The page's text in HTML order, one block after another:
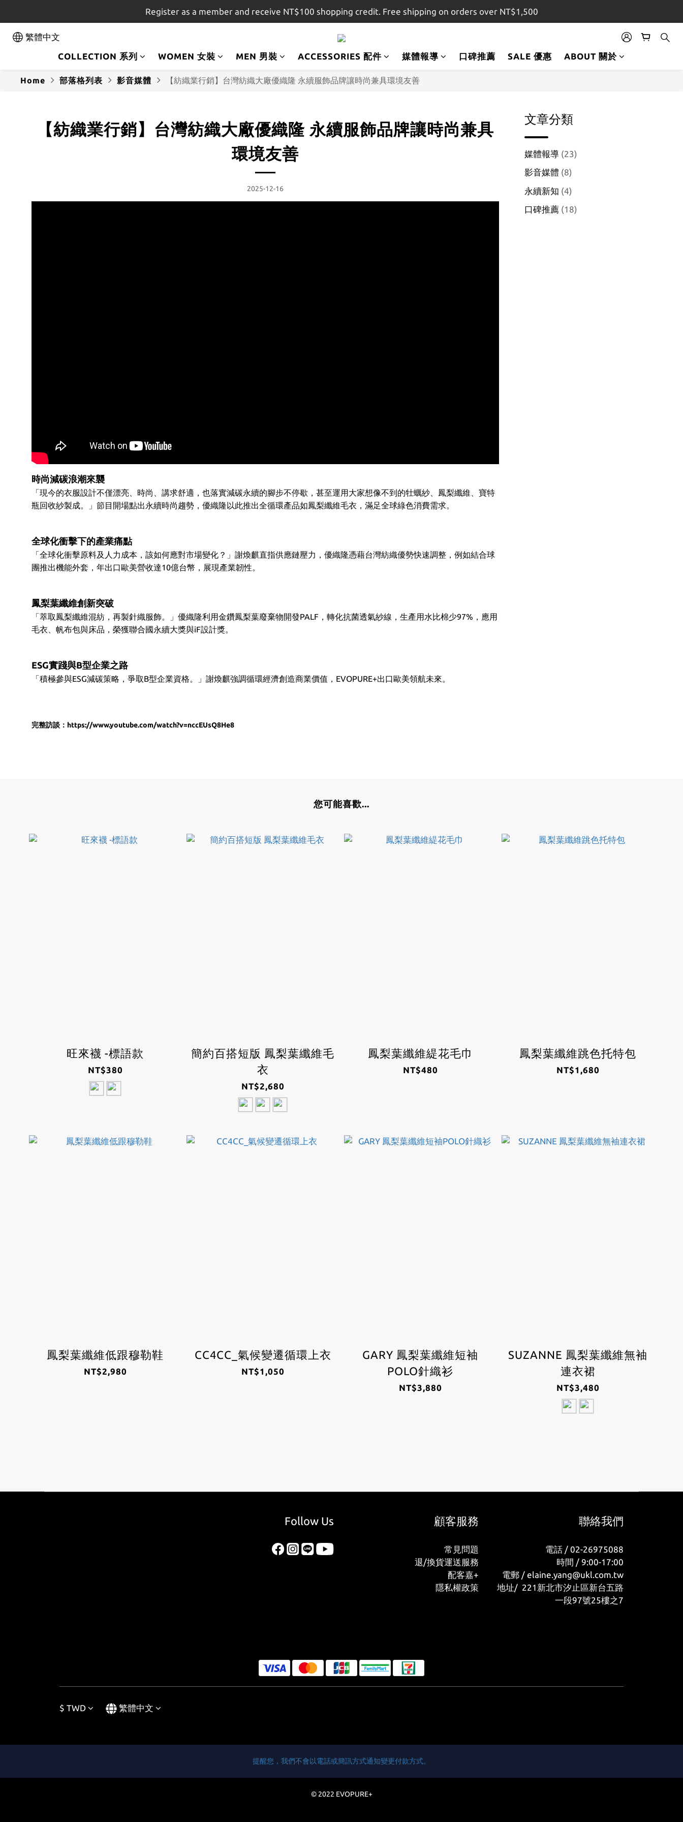
註冊會員即贈$100購物金，結帳金額滿$1,500即享免運
Register as a member and receive NT$100 shopping credit. Free shipping on orders over NT$1,500
註冊會員即贈$100購物金，結帳金額滿$1,500即享免運
繁體中文
COLLECTION 系列
WOMEN 女裝 MEN 男裝 ACCESSORIES 配件 媒體報導 口碑推薦 SALE 優惠 ABOUT 關於
Home 部落格列表 影音媒體 【紡織業行銷】台灣紡織大廠優織隆 永續服飾品牌讓時尚兼具環境友善
【紡織業行銷】台灣紡織大廠優織隆 永續服飾品牌讓時尚兼具
環境友善
2025-12-16
時尚減碳浪潮來襲
「現今的衣服設計不僅漂亮、時尚、講求舒適，也落實減碳永續的腳步不停歇，甚至運用大家想像不到的牡蠣紗、鳳梨纖維、寶特
瓶回收紗製成。」節目開場點出永續時尚趨勢，優織隆以此推出全循環產品如鳳梨纖維毛衣，滿足全球綠色消費需求。
全球化衝擊下的產業痛點
「全球化衝擊原料及人力成本，該如何應對市場變化？」謝煥麒直指供應鏈壓力，優織隆憑藉台灣紡織優勢快速調整，例如結合球
團推出機能外套，年出口歐美營收達10億台幣，展現產業韌性。
鳳梨葉纖維創新突破
「萃取鳳梨纖維混紡，再製針織服飾。」優織隆利用金鑽鳳梨葉廢棄物開發PALF，轉化抗菌透氣紗線，生產用水比棉少97%，應用
毛衣、帆布包與床品，榮獲聯合國永續大獎與iF設計獎。
ESG實踐與B型企業之路
「積極參與ESG減碳策略，爭取B型企業資格。」謝煥麒強調循環經濟創造商業價值，EVOPURE+出口歐美領航未來。
完整訪談： https://www.youtube.com/watch?v=nccEUsQ8He8
文章分類
媒體報導 (23)
影音媒體 (8)
永續新知 (4)
口碑推薦 (18)
您可能喜歡...
旺來襪 -標語款
NT$380
簡約百搭短版 鳳梨葉纖維毛
衣
NT$2,680
鳳梨葉纖維緹花毛巾
NT$480
鳳梨葉纖維跳色托特包
NT$1,680
鳳梨葉纖維低跟穆勒鞋
NT$2,980
CC4CC_氣候變遷循環上衣
NT$1,050
GARY 鳳梨葉纖維短袖
POLO針織衫
NT$3,880
SUZANNE 鳳梨葉纖維無袖
連衣裙
NT$3,480
Follow Us 顧客服務
常見問題
退/換貨運送服務
配客嘉+
隱私權政策
聯絡我們
電話 / 02-26975088
時間 / 9:00-17:00
電郵 / elaine.yang@ukl.com.tw
地址/ 221新北市汐止區新台五路
一段97號25樓之7
$ TWD 繁體中文
提醒您，我們不會以電話或簡訊方式通知變更付款方式。
© 2022 EVOPURE+